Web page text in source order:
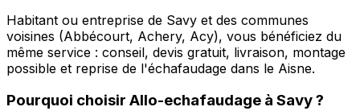
Habitant ou entreprise de Savy et des communes
voisines (Abbécourt, Achery, Acy), vous bénéficiez du
même service : conseil, devis gratuit, livraison, montage
possible et reprise de l'échafaudage dans le Aisne.
Pourquoi choisir Allo-echafaudage à Savy?